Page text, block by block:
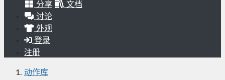
分享
文档
讨论
外观
登录
注册
动作库